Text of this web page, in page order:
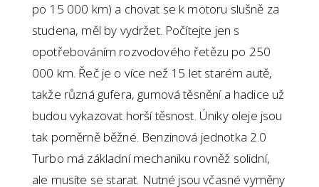
po 15 000 km) a chovat se k motoru slušně za
studena, měl by vydržet. Počítejte jen s
opotřebováním rozvodového řetězu po 250
000 km. Řeč je o více než 15 let starém autě,
takže různá gufera, gumová těsnění a hadice už
budou vykazovat horší těsnost. Úniky oleje jsou
tak poměrně běžné. Benzinová jednotka 2.0
Turbo má základní mechaniku rovněž solidní,
ale musíte se starat. Nutné jsou včasné vyměny